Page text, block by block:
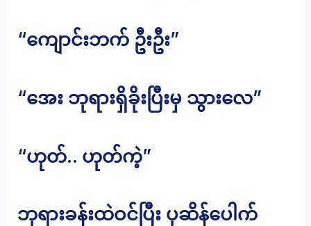
“ကျောင်းဘက် ဦးဦး”
“အေး ဘုရားရှိခိုးပြီးမှ သွားလေ”
“ဟုတ်.. ဟုတ်ကဲ့”
ဘုရားခန်းထဲဝင်ပြီး ပုဆိန်ပေါက်